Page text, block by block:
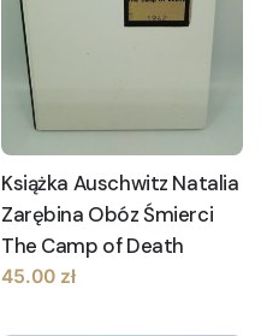
Książka Auschwitz Natalia
Zarębina Obóz Śmierci
The Camp of Death
45.00 zł